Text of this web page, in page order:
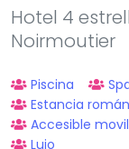
Hotel 4
Noirmoutier
Piscina
Estancia
Accesible
Lujo